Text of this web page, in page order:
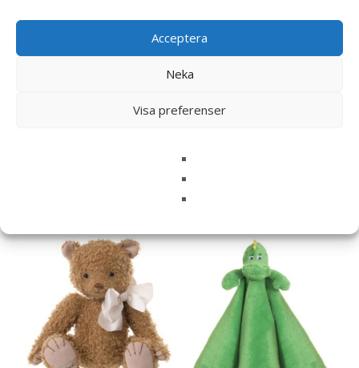
Acceptera
Neka
Visa preferenser
Värmenalle Mini Lammet
Kajsa (tvättbar) – Habibi
Läs mera här